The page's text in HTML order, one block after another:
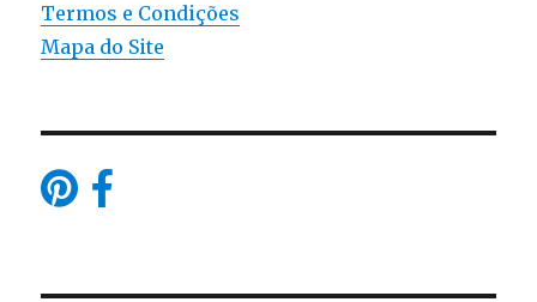
Termos e Condições
Mapa do Site